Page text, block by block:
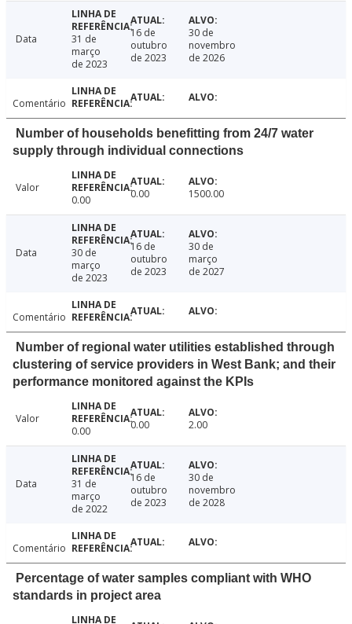
Data
31 de
março
de 2023
16 de
outubro
de 2023
30 de
novembro
de 2026
Comentário
Number of households benefitting from 24/7 water
supply through individual connections
Valor
0.00
0.00 1500.00
Data
30 de
março
de 2023
16 de
outubro
de 2023
30 de
março
de 2027
Comentário
Number of regional water utilities established through
clustering of service providers in West Bank; and their
performance monitored against the KPIs
Valor
0.00
0.00 2.00
Data
31 de
março
de 2022
16 de
outubro
de 2023
30 de
novembro
de 2028
Comentário
Percentage of water samples compliant with WHO
standards in project area